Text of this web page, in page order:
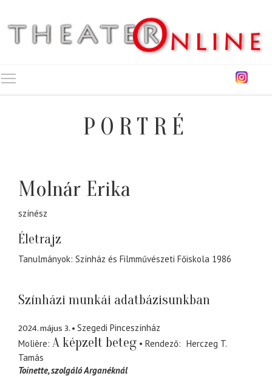
PORTRÉ
Molnár Erika
színész
Életrajz
Tanulmányok: Színház és Filmművészeti Főiskola 1986
Színházi munkái adatbázisunkban
2024. május 3.
Szegedi Pinceszínház
Molière A képzelt beteg Rendező
Herczeg T.
Tamás
Toinette szolgáló Arganéknál